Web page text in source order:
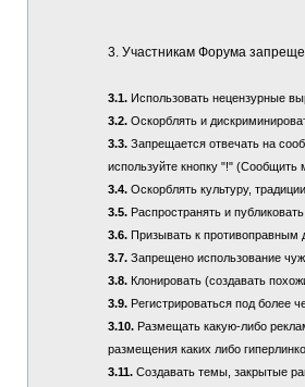
3. Участникам Форума
3.1.Использовать нецензурные
3.2.Оскорблять и
3.3.Запрещается отвечать на
используйте кнопку "!" (Сообщить
3.4.Оскорблять культуру,
3.5.Распространять и
3.6.Призывать к противоправным
3.7.Запрещено использование
3.8.Клонировать (создавать
3.9.Регистрироваться под более
3.10.Размещать какую-либо
размещения каких либо
3.11.Создавать темы, закрытые